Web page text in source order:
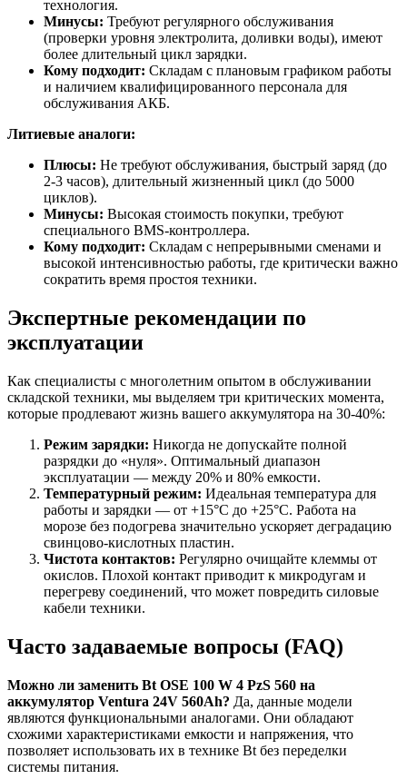
технология.
Минусы: Требуют регулярного обслуживания
(проверки уровня электролита, доливки воды), имеют
более длительный цикл зарядки.
Кому подходит: Складам с плановым графиком работы
и наличием квалифицированного персонала для
обслуживания АКБ.
Литиевые аналоги:
Плюсы: Не требуют обслуживания, быстрый заряд (до
2-3 часов), длительный жизненный цикл (до 5000
циклов).
Минусы: Высокая стоимость покупки, требуют
специального BMS-контроллера.
Кому подходит: Складам с непрерывными сменами и
высокой интенсивностью работы, где критически важно
сократить время простоя техники.
Экспертные рекомендации по
эксплуатации
Как специалисты с многолетним опытом в обслуживании
складской техники, мы выделяем три критических момента,
которые продлевают жизнь вашего аккумулятора на 30-40%:
Режим зарядки: Никогда не допускайте полной
разрядки до «нуля». Оптимальный диапазон
эксплуатации — между 20% и 80% емкости.
Температурный режим: Идеальная температура для
работы и зарядки — от +15°C до +25°C. Работа на
морозе без подогрева значительно ускоряет деградацию
свинцово-кислотных пластин.
Чистота контактов: Регулярно очищайте клеммы от
окислов. Плохой контакт приводит к микродугам и
перегреву соединений, что может повредить силовые
кабели техники.
Часто задаваемые вопросы (FAQ)
Можно ли заменить Bt OSE 100 W 4 PzS 560 на
аккумулятор Ventura 24V 560Ah? Да, данные модели
являются функциональными аналогами. Они обладают
схожими характеристиками емкости и напряжения, что
позволяет использовать их в технике Bt без переделки
системы питания.